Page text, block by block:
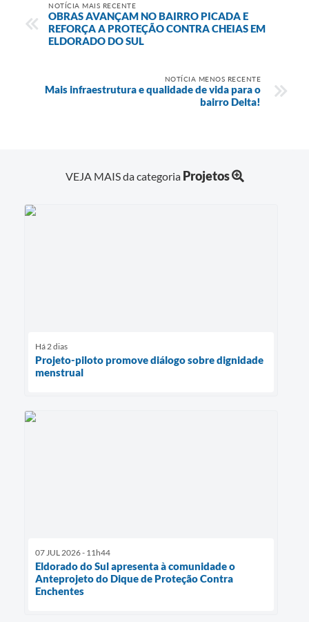
NOTÍCIA MAIS RECENTE
OBRAS AVANÇAM NO BAIRRO PICADA E
REFORÇA A PROTEÇÃO CONTRA CHEIAS EM
ELDORADO DO SUL
NOTÍCIA MENOS RECENTE
Mais infraestrutura e qualidade de vida para o
bairro Delta!
VEJA MAIS da categoria Projetos
Há 2 dias
Projeto-piloto promove diálogo sobre dignidade
menstrual
07 JUL 2026 - 11h44
Eldorado do Sul apresenta à comunidade o
Anteprojeto do Dique de Proteção Contra
Enchentes